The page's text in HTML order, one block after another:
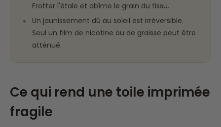
Frotter l'étale et abîme le grain du tissu.
Un jaunissement dû au soleil est irréversible.
Seul un film de nicotine ou de graisse peut être
atténué.
Ce qui rend une toile imprimée
fragile